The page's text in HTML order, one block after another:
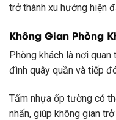
trở thành xu hướng hiện
Không Gian Phòng
Phòng khách là nơi
đình quây quần và tiếp
Tấm nhựa ốp tường có
nhấn, giúp không gian